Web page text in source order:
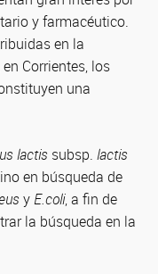
y farmacéutico.
en la
Corrientes, los
una
lactis subsp. lactis
en búsqueda de
yE.coli, a fin de
la búsqueda en la